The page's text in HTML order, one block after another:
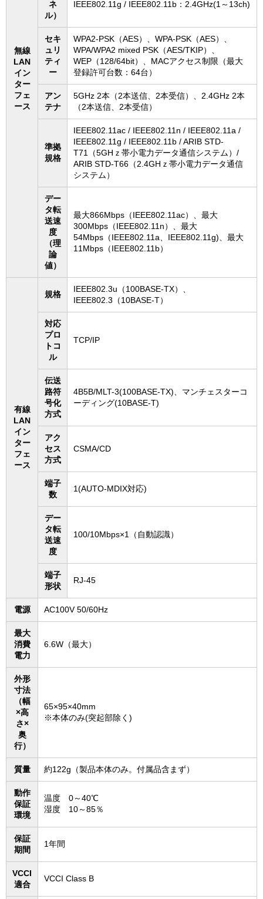
無線
LAN
イン
ター
フェ
ース
ネ
ル）
IEEE802.11g / IEEE802.11b：2.4GHz(1～13ch)
セキ
ュリ
ティ
ー
WPA2-PSK（AES）、WPA-PSK（AES）、
WPA/WPA2 mixed PSK（AES/TKIP）、
WEP（128/64bit）、MACアクセス制限（最大
登録許可台数：64台）
アン
テナ
5GHz 2本（2本送信、2本受信）、2.4GHz 2本
（2本送信、2本受信）
準拠
規格
IEEE802.11ac / IEEE802.11n / IEEE802.11a /
IEEE802.11g / IEEE802.11b / ARIB STD-
T71（5GHｚ帯小電力データ通信システム）/
ARIB STD-T66（2.4GHｚ帯小電力データ通信
システム）
デー
タ転
送速
度
（理
論
値）
最大866Mbps（IEEE802.11ac）、最大
300Mbps（IEEE802.11n）、最大
54Mbps（IEEE802.11a、IEEE802.11g)、最大
11Mbps（IEEE802.11b）
有線
LAN
イン
ター
フェ
ース
規格
IEEE802.3u（100BASE-TX）、
IEEE802.3（10BASE-T）
対応
プロ
トコ
ル
TCP/IP
伝送
路符
号化
方式
4B5B/MLT-3(100BASE-TX)、マンチェスターコ
ーディング(10BASE-T)
アク
セス
方式
CSMA/CD
端子
数
1(AUTO-MDIX対応)
デー
タ転
送速
度
100/10Mbps×1（自動認識）
端子
形状
RJ-45
電源 AC100V 50/60Hz
最大
消費
電力
6.6W（最大）
外形
寸法
（幅
×高
さ×
奥
行）
65×95×40mm
※本体のみ(突起部除く)
質量 約122g（製品本体のみ。付属品含まず）
動作
保証
環境
温度 0～40℃
湿度 10～85％
保証
期間
1年間
VCCI
適合
VCCI Class B